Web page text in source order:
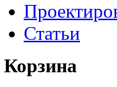
Статьи
Корзина